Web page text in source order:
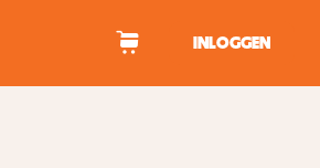
INLOGGEN